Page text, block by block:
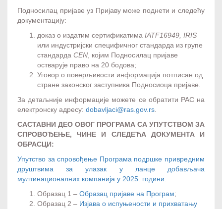
Подносилац пријаве уз Пријаву може поднети и следећу
документацију:
доказ о издатим сертификатима IATF16949, IRIS
или индустријски специфичног стандарда из групе
стандарда CEN , којим Подносилац пријаве
остварује право на 20 бодова;
Уговор о поверљивости информација потписан од
стране законског заступника Подносиоца пријаве.
За детаљније информације можете се обратити РАС на
електронску адресу: dobavljaci@ras.gov.rs
САСТАВНИ ДЕО ОВОГ ПРОГРАМА СА УПУТСТВОМ ЗА
СПРОВОЂЕЊЕ, ЧИНЕ И СЛЕДЕЋА ДОКУМЕНТА И
ОБРАСЦИ:
Упутство за спровођење Програма подршке привредним
друштвима за улазак у ланце добављача
мултинационалних компанија у 2025. години
Образац 1 – Образац пријаве на Програм;
Образац 2 – Изјава о испуњености и прихватању